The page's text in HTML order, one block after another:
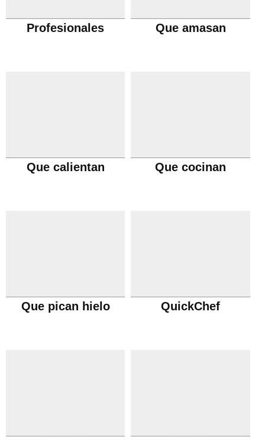
Profesionales Que amasan
Que calientan Que cocinan
Que pican hielo QuickChef